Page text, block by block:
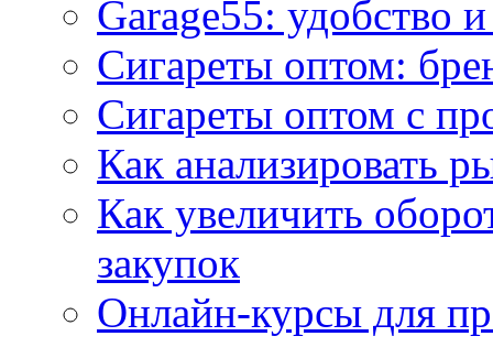
Garage55: удобство
Сигареты оптом:
Сигареты оптом с
Как анализировать
Как увеличить
закупок
Онлайн-курсы для